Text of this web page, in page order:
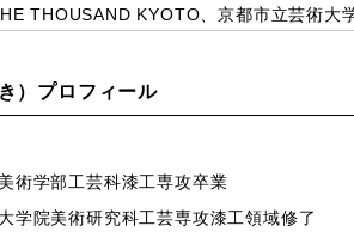
THOUSAND KYOTO、京都市立芸術大
）プロフィール
術学部工芸科漆工専攻卒業
学院美術研究科工芸専攻漆工領域修了